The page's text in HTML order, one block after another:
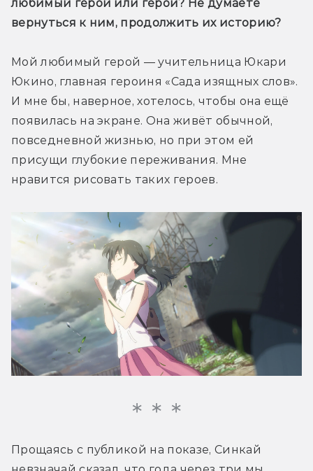
любимый герой или герои? Не думаете
вернуться к ним, продолжить их историю?
Мой любимый герой — учительница Юкари
Юкино, главная героиня «Сада изящных слов».
И мне бы, наверное, хотелось, чтобы она ещё
появилась на экране. Она живёт обычной,
повседневной жизнью, но при этом ей
присущи глубокие переживания. Мне
нравится рисовать таких героев.
Прощаясь с публикой на показе, Синкай